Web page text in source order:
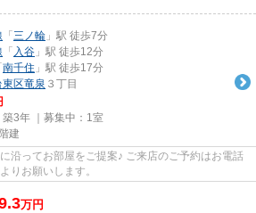
「 三ノ輪 」駅 徒歩7分
「 入谷 」駅 徒歩12分
南千住 」駅 徒歩17分
東区竜泉 ３丁目
3年 ｜募集中： 1室
建
沿ってお部屋をご提案♪ ご来店のご予約はお電話
りお願いします。
万円